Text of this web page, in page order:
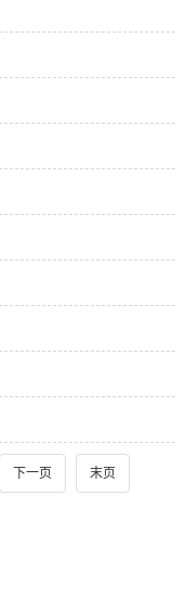
下一页 末页